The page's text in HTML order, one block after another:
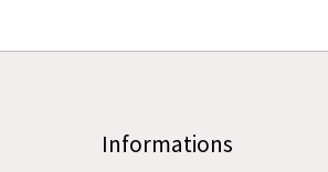
Informations